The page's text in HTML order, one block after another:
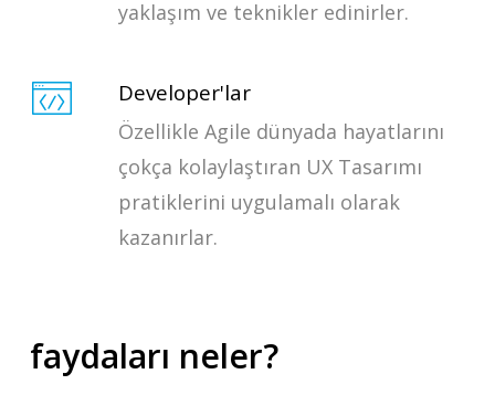
yaklaşım ve teknikler edinirler.
Developer'lar
Özellikle Agile dünyada hayatlarını
çokça kolaylaştıran UX Tasarımı
pratiklerini uygulamalı olarak
kazanırlar.
faydaları neler?